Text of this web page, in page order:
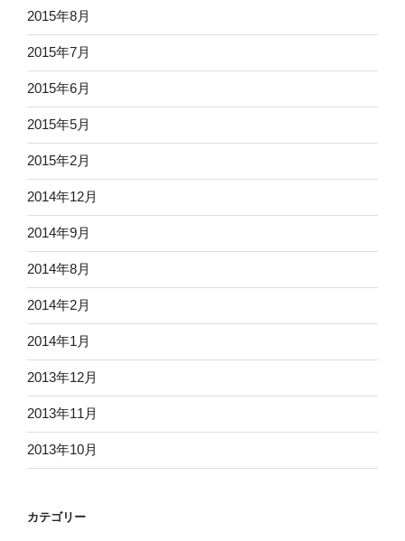
2015年8月
2015年7月
2015年6月
2015年5月
2015年2月
2014年12月
2014年9月
2014年8月
2014年2月
2014年1月
2013年12月
2013年11月
2013年10月
カテゴリー